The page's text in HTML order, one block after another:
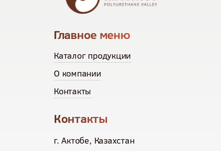
Главное меню
Каталог продукции
О компании
Контакты
Контакты
г. Актобе, Казахстан